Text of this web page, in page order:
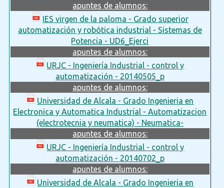
apuntes de alumnos:
IES virgen de la paloma - Grado superior
automatización y robótica industrial - Sistemas de
Potencia - UD6_Ejerci
apuntes de alumnos:
URJC - Ingeniería Industrial - control y
automatización - 20140505_p
apuntes de alumnos:
Universidad de Alcala - Grado Ingenieria en
Electronica y Automatica Industrial - Automatizacion
(electrotecnia y neumatica) - Neumatica-
apuntes de alumnos:
URJC - Ingeniería Industrial - control y
automatización - 20140702_p
apuntes de alumnos:
Universidad de Alcala - Grado Ingenieria en